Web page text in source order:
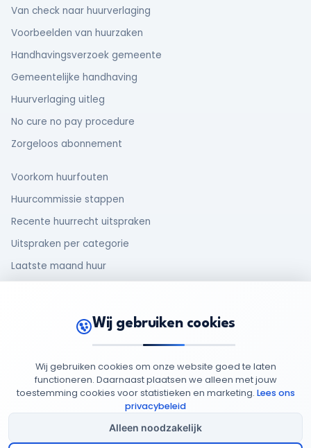
Van check naar huurverlaging
Voorbeelden van huurzaken
Handhavingsverzoek gemeente
Gemeentelijke handhaving
Huurverlaging uitleg
No cure no pay procedure
Zorgeloos abonnement
Voorkom huurfouten
Huurcommissie stappen
Recente huurrecht uitspraken
Uitspraken per categorie
Laatste maand huur
Rechten van huurders
© 2026 MijnHuurdossierOpgericht 2025-: 95949852
Privacy
Cookie
Beleid
Algemene
Voorwaarden
Cookie
Wij gebruiken cookies
Wij gebruiken cookies om onze website goed te laten
functioneren. Daarnaast plaatsen we alleen met jouw
toestemming cookies voor statistieken en marketing. Lees ons
privacybeleid
Alleen noodzakelijk